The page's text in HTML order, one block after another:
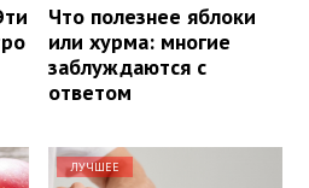
Что полезнее яблоки
или хурма: многие
заблуждаются с
ответом
ЛУЧШЕЕ